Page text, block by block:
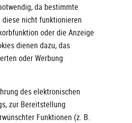
da bestimmte
nicht funktionieren
oder die Anzeige
dienen dazu, das
oder Werbung
des elektronischen
zur Bereitstellung
Funktionen (z. B.